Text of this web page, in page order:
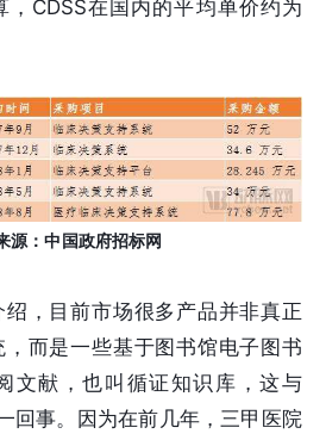
CDSS在国内的平均单价约为
源：中国政府招标网
，目前市场很多产品并非真正
而是一些基于图书馆电子图书
文献，也叫循证知识库，这与
回事。因为在前几年，三甲医院